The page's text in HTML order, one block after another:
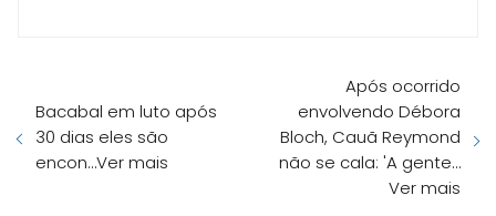
Bacabal em luto após
30 dias eles são
encon…Ver mais
Após ocorrido
envolvendo Débora
Bloch, Cauã Reymond
não se cala: 'A gente…
Ver mais